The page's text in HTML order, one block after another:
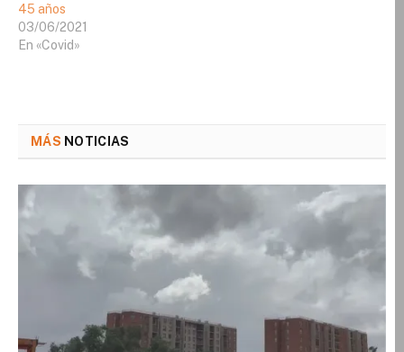
45 años
03/06/2021
En «Covid»
MÁS NOTICIAS